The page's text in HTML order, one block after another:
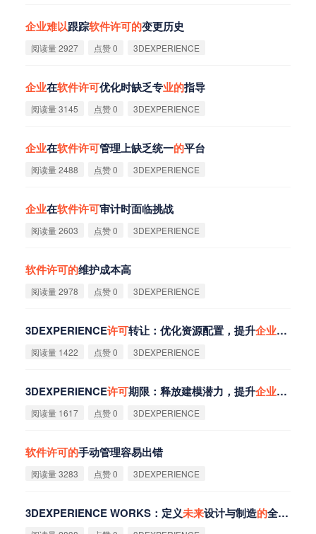
企业难以跟踪软件许可的变更历史
阅读量 2927 点赞 0 3DEXPERIENCE
企业在软件许可优化时缺乏专业的指导
阅读量 3145 点赞 0 3DEXPERIENCE
企业在软件许可管理上缺乏统一的平台
阅读量 2488 点赞 0 3DEXPERIENCE
企业在软件许可审计时面临挑战
阅读量 2603 点赞 0 3DEXPERIENCE
软件许可的维护成本高
阅读量 2978 点赞 0 3DEXPERIENCE
3DEXPERIENCE许可转让：优化资源配置，提升企业竞争力
阅读量 1422 点赞 0 3DEXPERIENCE
3DEXPERIENCE许可期限：释放建模潜力，提升企业竞争力
阅读量 1617 点赞 0 3DEXPERIENCE
软件许可的手动管理容易出错
阅读量 3283 点赞 0 3DEXPERIENCE
3DEXPERIENCE WORKS：定义未来设计与制造的全新平台